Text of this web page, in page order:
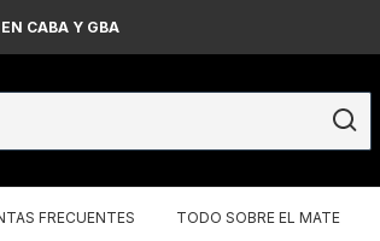
CABA Y GBA
FRECUENTES TODO SOBRE EL MATE